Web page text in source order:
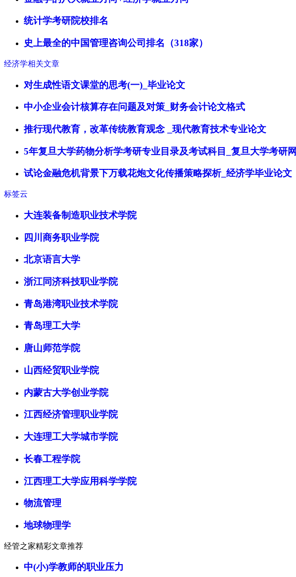
统计学考研院校排名
史上最全的中国管理咨询公司排名（318家）
经济学相关文章
对生成性语文课堂的思考(一)_毕业论文
中小企业会计核算存在问题及对策_财务会计论文格式
推行现代教育，改革传统教育观念 _现代教育技术专业论文
5年复旦大学药物分析学考研专业目录及考试科目_复旦大学考研网
试论金融危机背景下万载花炮文化传播策略探析_经济学毕业论文
标签云
大连装备制造职业技术学院
四川商务职业学院
北京语言大学
浙江同济科技职业学院
青岛港湾职业技术学院
青岛理工大学
唐山师范学院
山西经贸职业学院
内蒙古大学创业学院
江西经济管理职业学院
大连理工大学城市学院
长春工程学院
江西理工大学应用科学学院
物流管理
地球物理学
经管之家精彩文章推荐
中(小)学教师的职业压力